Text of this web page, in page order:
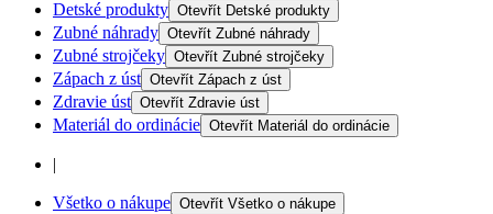
Detské produkty Otevřít Detské produkty
Zubné náhrady Otevřít Zubné náhrady
Zubné strojčeky Otevřít Zubné strojčeky
Zápach z úst Otevřít Zápach z úst
Zdravie úst Otevřít Zdravie úst
Materiál do ordinácie Otevřít Materiál do ordinácie
|
Všetko o nákupe Otevřít Všetko o nákupe